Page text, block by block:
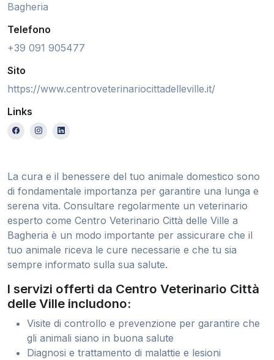
Bagheria
Telefono
+39 091 905477
Sito
https://www.centroveterinariocittadelleville.it/
Links
La cura e il benessere del tuo animale domestico sono
di fondamentale importanza per garantire una lunga e
serena vita. Consultare regolarmente un veterinario
esperto come Centro Veterinario Città delle Ville a
Bagheria è un modo importante per assicurare che il
tuo animale riceva le cure necessarie e che tu sia
sempre informato sulla sua salute.
I servizi offerti da Centro Veterinario Città
delle Ville includono:
Visite di controllo e prevenzione per garantire che
gli animali siano in buona salute
Diagnosi e trattamento di malattie e lesioni